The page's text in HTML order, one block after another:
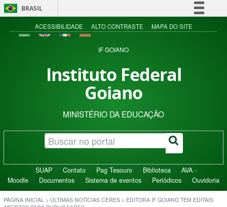
BRASIL
Simplifique!
Acesso à informação
ACESSIBILIDADE ALTO CONTRASTE MAPA DO SITE
IF GOIANO
Instituto Federal
Goiano
MINISTÉRIO DA EDUCAÇÃO
SUAP Contato Pag Tesouro Biblioteca
AVA -
Moodle
Documentos Sistema de eventos Periódicos Ouvidoria
PÁGINA INICIAL > ÚLTIMAS NOTÍCIAS CERES > EDITORA IF GOIANO TEM EDITAIS